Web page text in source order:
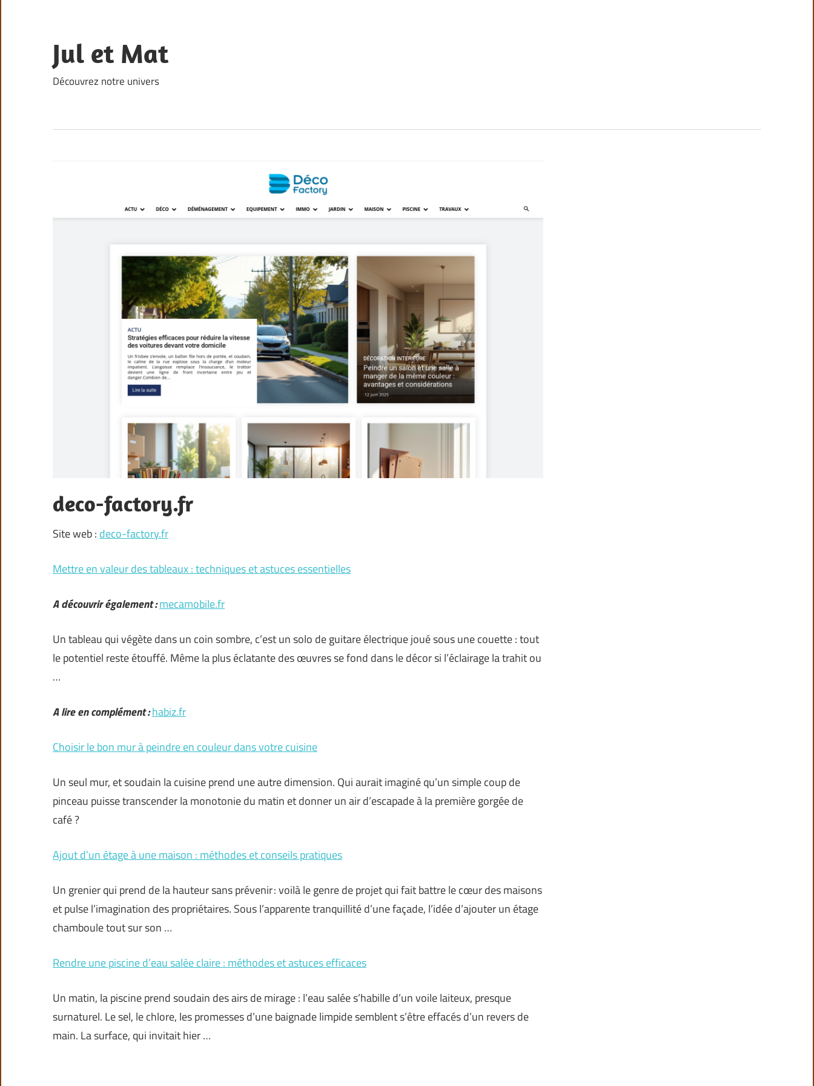
content
Jul et Mat
Découvrez notre univers
deco-factory.fr
Site web : deco-factory.fr
Mettre en valeur des tableaux : techniques et astuces essentielles
A découvrir également :mecamobile.fr
Un tableau qui végète dans un coin sombre, c’est un solo de guitare électrique joué sous une couette : tout
le potentiel reste étouffé. Même la plus éclatante des œuvres se fond dans le décor si l’éclairage la trahit ou
…
A lire en complément :habiz.fr
Choisir le bon mur à peindre en couleur dans votre cuisine
Un seul mur, et soudain la cuisine prend une autre dimension. Qui aurait imaginé qu’un simple coup de
pinceau puisse transcender la monotonie du matin et donner un air d’escapade à la première gorgée de
café ?
Ajout d’un étage à une maison : méthodes et conseils pratiques
Un grenier qui prend de la hauteur sans prévenir : voilà le genre de projet qui fait battre le cœur des maisons
et pulse l’imagination des propriétaires. Sous l’apparente tranquillité d’une façade, l’idée d’ajouter un étage
chamboule tout sur son …
Rendre une piscine d’eau salée claire : méthodes et astuces efficaces
Un matin, la piscine prend soudain des airs de mirage : l’eau salée s’habille d’un voile laiteux, presque
surnaturel. Le sel, le chlore, les promesses d’une baignade limpide semblent s’être effacés d’un revers de
main. La surface, qui invitait hier …